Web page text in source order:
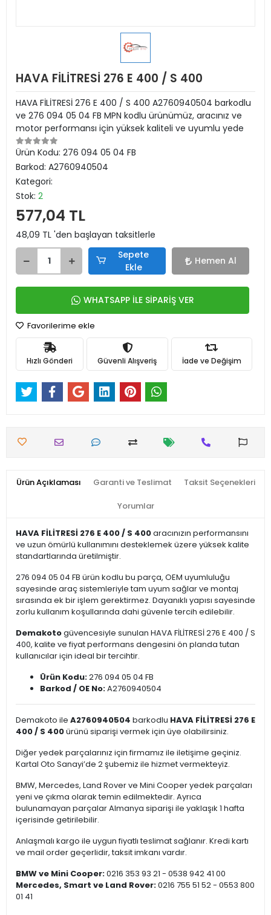
HAVA FİLİTRESİ 276 E 400 / S 400
HAVA FİLİTRESİ 276 E 400 / S 400 A2760940504 barkodlu
ve 276 094 05 04 FB MPN kodlu ürünümüz, aracınız ve
motor performansı için yüksek kaliteli ve uyumlu yede
Ürün Kodu: 276 094 05 04 FB
Barkod: A2760940504
Kategori:
Stok: 2
577,04 TL
48,09 TL 'den başlayan taksitlerle
Sepete
Ekle
Hemen Al
WHATSAPP İLE SİPARİŞ VER
Favorilerime ekle
Hızlı Gönderi Güvenli Alışveriş İade ve Değişim
Ürün Açıklaması Garanti ve Teslimat Taksit Seçenekleri
Yorumlar
HAVA FİLİTRESİ 276 E 400 / S 400aracınızın performansını
ve uzun ömürlü kullanımını desteklemek üzere yüksek kalite
standartlarında üretilmiştir.
276 094 05 04 FB ürün kodlu bu parça, OEM uyumluluğu
sayesinde araç sistemleriyle tam uyum sağlar ve montaj
sırasında ek bir işlem gerektirmez. Dayanıklı yapısı sayesinde
zorlu kullanım koşullarında dahi güvenle tercih edilebilir.
Demakotogüvencesiyle sunulan HAVA FİLİTRESİ 276 E 400 / S
400, kalite ve fiyat performans dengesini ön planda tutan
kullanıcılar için ideal bir tercihtir.
Ürün Kodu:276 094 05 04 FB
Barkod / OE No:A2760940504
Demakoto ile A2760940504 barkodlu HAVA FİLİTRESİ 276 E
400 / S 400ürünü siparişi vermek için üye olabilirsiniz.
Diğer yedek parçalarınız için firmamız ile iletişime geçiniz.
Kartal Oto Sanayi’de 2 şubemiz ile hizmet vermekteyiz.
BMW, Mercedes, Land Rover ve Mini Cooper yedek parçaları
yeni ve çıkma olarak temin edilmektedir. Ayrıca
bulunamayan parçalar Almanya siparişi ile yaklaşık 1 hafta
içerisinde getirilebilir.
Anlaşmalı kargo ile uygun fiyatlı teslimat sağlanır. Kredi kartı
ve mail order geçerlidir, taksit imkanı vardır.
BMW ve Mini Cooper:0216 353 93 21 - 0538 942 41 00
Mercedes, Smart ve Land Rover:0216 755 51 52 - 0553 800
01 41